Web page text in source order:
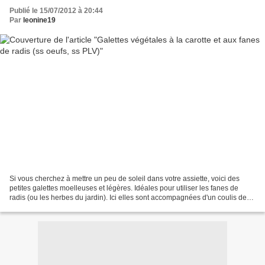
Publié le 15/07/2012 à 20:44
Par leonine19
Si vous cherchez à mettre un peu de soleil dans votre assiette, voici des
petites galettes moelleuses et légères. Idéales pour utiliser les fanes de
radis (ou les herbes du jardin). Ici elles sont accompagnées d'un coulis de